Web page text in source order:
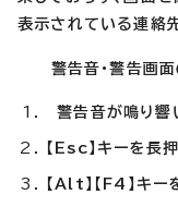
表示されている連絡
警告音・警告画
警告音が鳴り響
【Esc】キーを長
【Alt】【F4】キ